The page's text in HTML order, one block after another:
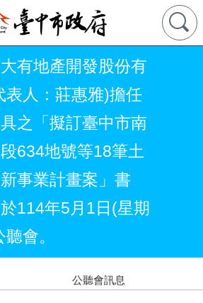
有地產開發股份有
表人：莊惠雅)擔任
之「擬訂臺中市南
634地號等18筆土
事業計畫案」書
114年5月1日(星期
會。
公聽會訊息